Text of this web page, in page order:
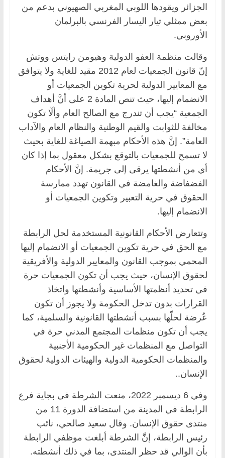
الجزائر ويقودها اللوبي المغربي الصهيوني بدعم من
بعض ممثلي تيار اليسار الفرنسي بالبرلمان
الأوروبي.
وقالت منظمة العفو الدولية وهيومن رايتس ووتش
إنّ قانون الجمعيات لعام 2012 مقيد للغاية ولا يتوافق
مع المعايير الدولية لحرية تكوين الجمعيات أو
الانضمام إليها، حيث تنص المادة 2 على أنَّ أهداف
الجمعية “يجب أن تندرج مع الصالح العام وألّا تكون
مخالفة للثوابت والقيم الوطنية والنظام العام والآداب
العامة”. إنَّ هذه الأحكام مبهمة الصياغة للغاية بحيث
لا تسمح للجمعيات بالتوقع بشكل معقول بما إذا كان
أي من أنشطتها يرقى إلى جريمة. إنَّ الأحكام
الفضفاضة والغامضة في القانون تهدد ممارسة
الحقوق في حرية التعبير وتكوين الجمعيات أو
الانضمام إليها.
وتتعارض الأحكام القانونية المستخدمة لحل الرابطة
مع الحق في حرية تكوين الجمعيات أو الانضمام إليها
المحمي بموجب القانون والمعايير الدولية والأفريقية
لحقوق الإنسان، حيث يجب أن تكون الجمعيات حرة
في تحديد أنظمتها الأساسية وأنشطتها واتخاذ
القرارات بدون تدخل الحكومة ولا يجوز أن تكون
عُرضة لحلّها بسبب أنشطتها القانونية والسلمية، كما
يجب أن تكون منظمات المجتمع المدني حرة في
التواصل مع المنظمات غير الحكومية الأجنبية
والمنظمات الحكومية الدولية والهيئات الدولية لحقوق
الإنسان..
وفي 6 ديسمبر 2022، منعت الشرطة في بجاية فرع
الرابطة في المدينة من استضافة الدورة 11 من
منتدى حقوق الإنسان. وقال سعيد صالحي، نائب
رئيس الرابطة، إنَّ الشرطة أبلغت موظفي الرابطة
بأن الوالي قد حظر المنتدى، بما في ذلك أنشطته.